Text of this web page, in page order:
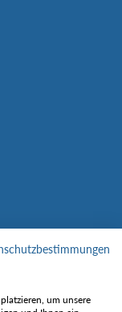
um unsere